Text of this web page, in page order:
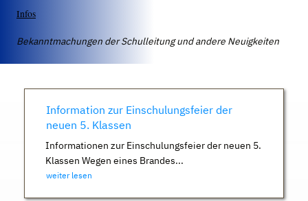
Infos
Bekanntmachungen der Schulleitung und andere Neuigkeiten
Information zur Einschulungsfeier der
neuen 5. Klassen
Informationen zur Einschulungsfeier der neuen 5.
Klassen Wegen eines Brandes...
weiter lesen